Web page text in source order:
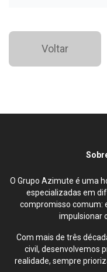
Voltar
O Grupo Azimute é uma
especializadas em
compromisso comum:
impulsionar
Com mais de três
civil, desenvolvemos
realidade, sempre